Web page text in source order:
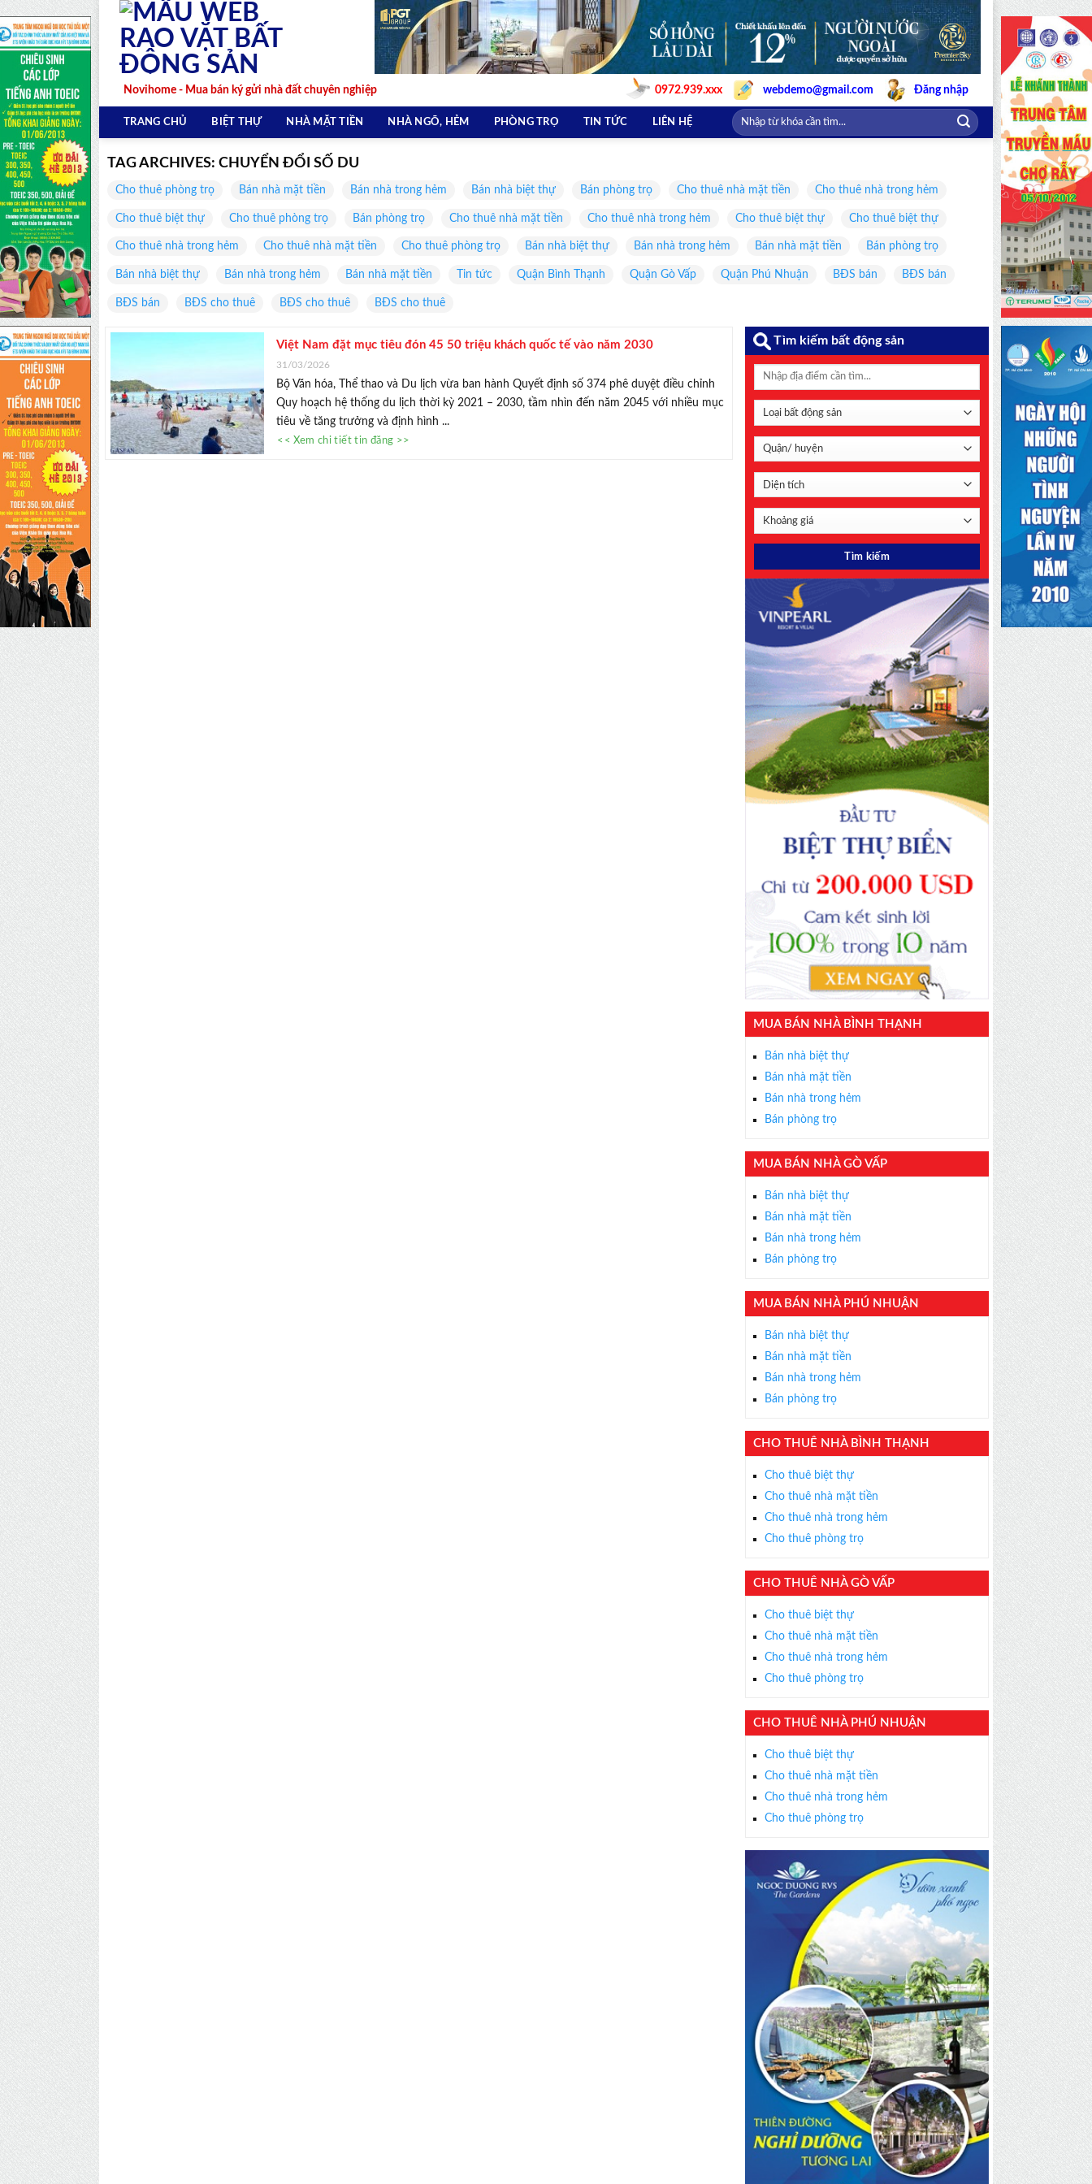
Với hơn 1000 căn nhà và 50 sales thân thiện, nhiệt tình,
×
Skip
content
Novihome - Mua bán ký gửi nhà đất chuyên nghiệp 0972.939.xxx webdemo@gmail.com Đăng nhập
TRANG CHỦ BIỆT THỰ NHÀ MẶT TIỀN NHÀ NGÕ, HẺM PHÒNG TRỌ TIN TỨC LIÊN HỆ
TAG ARCHIVES: CHUYỂN ĐỔI SỐ DU
Cho thuê phòng trọ Bán nhà mặt tiền Bán nhà trong hẻm Bán nhà biệt thự Bán phòng trọ Cho thuê nhà mặt tiền Cho thuê nhà trong hẻm
Cho thuê biệt thự Cho thuê phòng trọ Bán phòng trọ Cho thuê nhà mặt tiền Cho thuê nhà trong hẻm Cho thuê biệt thự Cho thuê biệt thự
Cho thuê nhà trong hẻm Cho thuê nhà mặt tiền Cho thuê phòng trọ Bán nhà biệt thự Bán nhà trong hẻm Bán nhà mặt tiền Bán phòng trọ
Bán nhà biệt thự Bán nhà trong hẻm Bán nhà mặt tiền Tin tức Quận Bình Thạnh Quận Gò Vấp Quận Phú Nhuận BĐS bán BĐS bán
BĐS bán BĐS cho thuê BĐS cho thuê BĐS cho thuê
Việt Nam đặt mục tiêu đón 45 50 triệu khách quốc tế vào năm 2030
31/03/2026
Bộ Văn hóa, Thể thao và Du lịch vừa ban hành Quyết định số 374 phê duyệt điều chỉnh
Quy hoạch hệ thống du lịch thời kỳ 2021 – 2030, tầm nhìn đến năm 2045 với nhiều mục
tiêu về tăng trưởng và định hình ...
<< Xem chi tiết tin đăng >>
Tìm kiếm bất động sản
MUA BÁN NHÀ BÌNH THẠNH
Bán nhà biệt thự
Bán nhà mặt tiền
Bán nhà trong hẻm
Bán phòng trọ
MUA BÁN NHÀ GÒ VẤP
Bán nhà biệt thự
Bán nhà mặt tiền
Bán nhà trong hẻm
Bán phòng trọ
MUA BÁN NHÀ PHÚ NHUẬN
Bán nhà biệt thự
Bán nhà mặt tiền
Bán nhà trong hẻm
Bán phòng trọ
CHO THUÊ NHÀ BÌNH THẠNH
Cho thuê biệt thự
Cho thuê nhà mặt tiền
Cho thuê nhà trong hẻm
Cho thuê phòng trọ
CHO THUÊ NHÀ GÒ VẤP
Cho thuê biệt thự
Cho thuê nhà mặt tiền
Cho thuê nhà trong hẻm
Cho thuê phòng trọ
CHO THUÊ NHÀ PHÚ NHUẬN
Cho thuê biệt thự
Cho thuê nhà mặt tiền
Cho thuê nhà trong hẻm
Cho thuê phòng trọ